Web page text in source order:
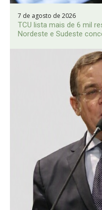
7 de agosto de 2026
TCU lista mais de 6 mil
Nordeste e Sudeste